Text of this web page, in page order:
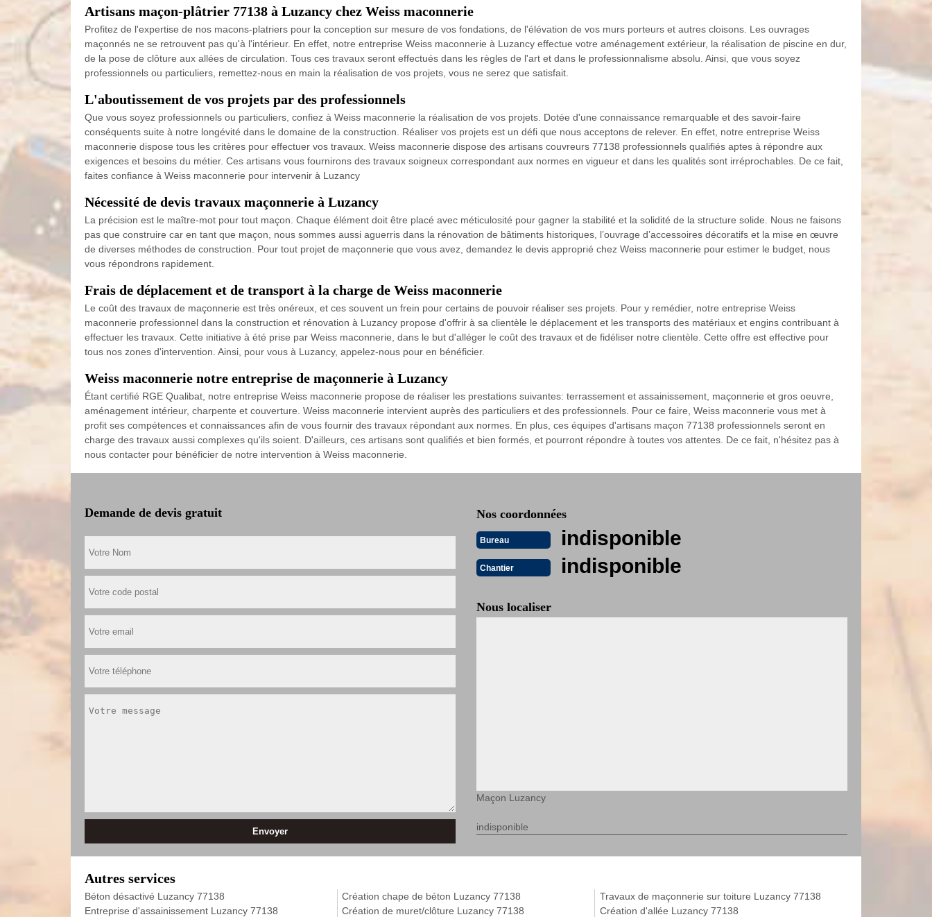
Artisans maçon-plâtrier 77138 à Luzancy chez Weiss maconnerie
Profitez de l'expertise de nos macons-platriers pour la conception sur mesure de vos fondations, de l'élévation de vos murs porteurs et autres cloisons. Les ouvrages
maçonnés ne se retrouvent pas qu'à l'intérieur. En effet, notre entreprise Weiss maconnerie à Luzancy effectue votre aménagement extérieur, la réalisation de piscine en dur,
de la pose de clôture aux allées de circulation. Tous ces travaux seront effectués dans les règles de l'art et dans le professionnalisme absolu. Ainsi, que vous soyez
professionnels ou particuliers, remettez-nous en main la réalisation de vos projets, vous ne serez que satisfait.
L'aboutissement de vos projets par des professionnels
Que vous soyez professionnels ou particuliers, confiez à Weiss maconnerie la réalisation de vos projets. Dotée d'une connaissance remarquable et des savoir-faire
conséquents suite à notre longévité dans le domaine de la construction. Réaliser vos projets est un défi que nous acceptons de relever. En effet, notre entreprise Weiss
maconnerie dispose tous les critères pour effectuer vos travaux. Weiss maconnerie dispose des artisans couvreurs 77138 professionnels qualifiés aptes à répondre aux
exigences et besoins du métier. Ces artisans vous fournirons des travaux soigneux correspondant aux normes en vigueur et dans les qualités sont irréprochables. De ce fait,
faites confiance à Weiss maconnerie pour intervenir à Luzancy
Nécessité de devis travaux maçonnerie à Luzancy
La précision est le maître-mot pour tout maçon. Chaque élément doit être placé avec méticulosité pour gagner la stabilité et la solidité de la structure solide. Nous ne faisons
pas que construire car en tant que maçon, nous sommes aussi aguerris dans la rénovation de bâtiments historiques, l’ouvrage d’accessoires décoratifs et la mise en œuvre
de diverses méthodes de construction. Pour tout projet de maçonnerie que vous avez, demandez le devis approprié chez Weiss maconnerie pour estimer le budget, nous
vous répondrons rapidement.
Frais de déplacement et de transport à la charge de Weiss maconnerie
Le coût des travaux de maçonnerie est très onéreux, et ces souvent un frein pour certains de pouvoir réaliser ses projets. Pour y remédier, notre entreprise Weiss
maconnerie professionnel dans la construction et rénovation à Luzancy propose d'offrir à sa clientèle le déplacement et les transports des matériaux et engins contribuant à
effectuer les travaux. Cette initiative à été prise par Weiss maconnerie, dans le but d'alléger le coût des travaux et de fidéliser notre clientèle. Cette offre est effective pour
tous nos zones d'intervention. Ainsi, pour vous à Luzancy, appelez-nous pour en bénéficier.
Weiss maconnerie notre entreprise de maçonnerie à Luzancy
Étant certifié RGE Qualibat, notre entreprise Weiss maconnerie propose de réaliser les prestations suivantes: terrassement et assainissement, maçonnerie et gros oeuvre,
aménagement intérieur, charpente et couverture. Weiss maconnerie intervient auprès des particuliers et des professionnels. Pour ce faire, Weiss maconnerie vous met à
profit ses compétences et connaissances afin de vous fournir des travaux répondant aux normes. En plus, ces équipes d'artisans maçon 77138 professionnels seront en
charge des travaux aussi complexes qu'ils soient. D'ailleurs, ces artisans sont qualifiés et bien formés, et pourront répondre à toutes vos attentes. De ce fait, n'hésitez pas à
nous contacter pour bénéficier de notre intervention à Weiss maconnerie.
Demande de devis gratuit Nos coordonnées
Bureau indisponible
Chantier indisponible
Nous localiser
Maçon Luzancy
indisponible
Autres services
Béton désactivé Luzancy 77138
Entreprise d'assainissement Luzancy 77138
Création chape de béton Luzancy 77138
Création de muret/clôture Luzancy 77138
Travaux de maçonnerie sur toiture Luzancy 77138
Création d'allée Luzancy 77138